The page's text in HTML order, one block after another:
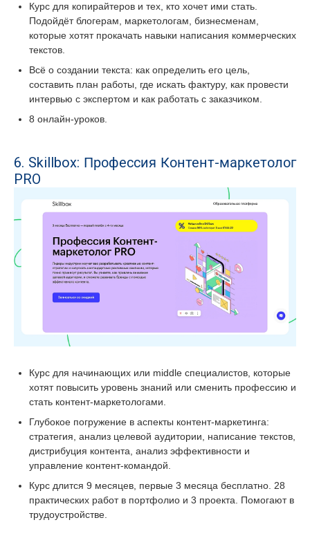
Курс для копирайтеров и тех, кто хочет ими стать.
Подойдёт блогерам, маркетологам, бизнесменам,
которые хотят прокачать навыки написания коммерческих
текстов.
Всё о создании текста: как определить его цель,
составить план работы, где искать фактуру, как провести
интервью с экспертом и как работать с заказчиком.
8 онлайн-уроков.
6. Skillbox: Профессия Контент-маркетолог
PRO
Курс для начинающих или middle специалистов, которые
хотят повысить уровень знаний или сменить профессию и
стать контент-маркетологами.
Глубокое погружение в аспекты контент-маркетинга:
стратегия, анализ целевой аудитории, написание текстов,
дистрибуция контента, анализ эффективности и
управление контент-командой.
Курс длится 9 месяцев, первые 3 месяца бесплатно. 28
практических работ в портфолио и 3 проекта. Помогают в
трудоустройстве.